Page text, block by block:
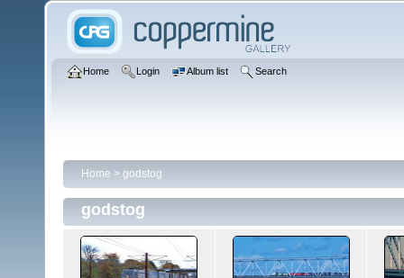
Home Login Album list Search
Home > godstog
godstog